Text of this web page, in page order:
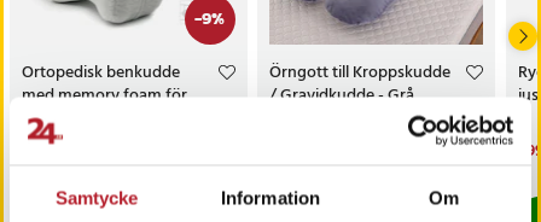
Samtycke Information Om
-9%
Ortopedisk benkudde
med memory foam för
bekväm sidoliggande sömn
Nuvarande pris
209 kr
Örngott till Kroppskudde
/ Gravidkudde - Grå